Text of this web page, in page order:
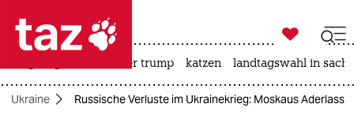
 taz zahl ich
taz zahl ich

taz zahl ich
usa unter trump katzen landtagswahl in
Ukraine Russische Verluste im Ukrainekrieg: Moskaus Aderlass